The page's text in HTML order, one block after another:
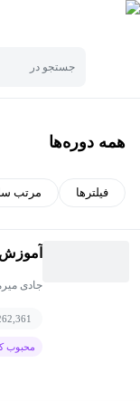
جستجو در
همه دوره‌ها
فیلترها مرتب
آموزش
جادی
محبوب